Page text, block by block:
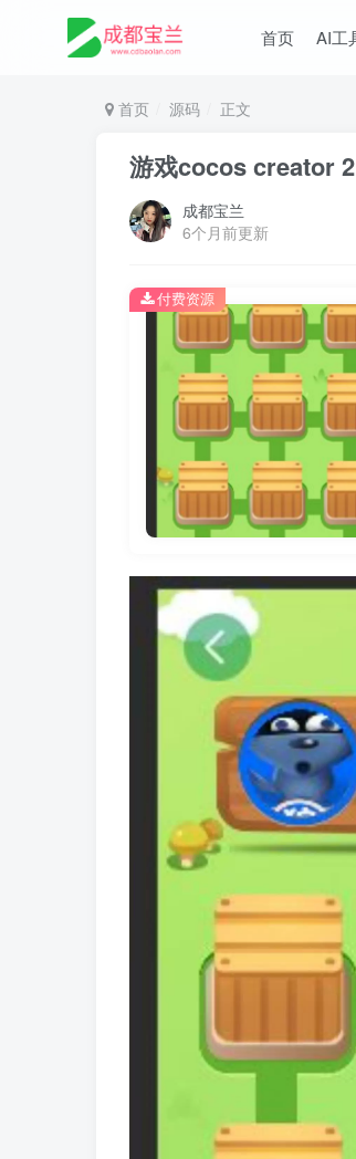
首页 AI工
首页 源码 正文
游戏cocos creator
成都宝兰
6个月前更新
付费资源